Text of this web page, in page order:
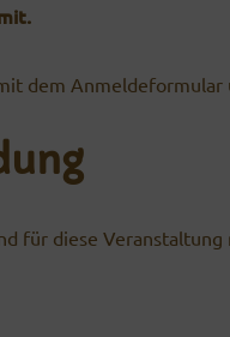
dem
für diese Veranstaltung